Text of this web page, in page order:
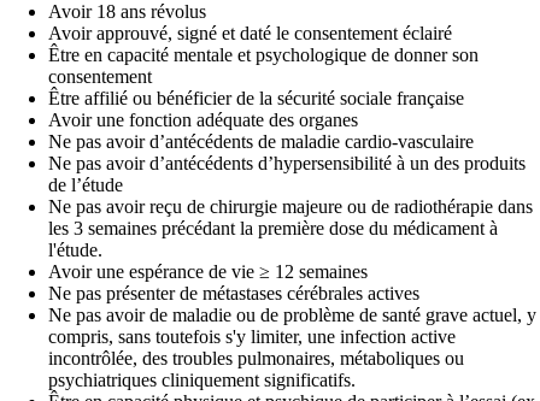
Avoir 18 ans révolus
Avoir approuvé, signé et daté le consentement éclairé
Être en capacité mentale et psychologique de donner son
consentement
Être affilié ou bénéficier de la sécurité sociale française
Avoir une fonction adéquate des organes
Ne pas avoir d’antécédents de maladie cardio-vasculaire
Ne pas avoir d’antécédents d’hypersensibilité à un des produits
de l’étude
Ne pas avoir reçu de chirurgie majeure ou de radiothérapie dans
les 3 semaines précédant la première dose du médicament à
l'étude.
Avoir une espérance de vie ≥ 12 semaines
Ne pas présenter de métastases cérébrales actives
Ne pas avoir de maladie ou de problème de santé grave actuel, y
compris, sans toutefois s'y limiter, une infection active
incontrôlée, des troubles pulmonaires, métaboliques ou
psychiatriques cliniquement significatifs.